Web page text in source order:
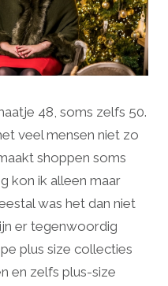
48, soms zelfs 50.
veel mensen niet zo
shoppen soms
kon ik alleen maar
was het dan niet
er tegenwoordig
plus size collecties
en zelfs plus-size